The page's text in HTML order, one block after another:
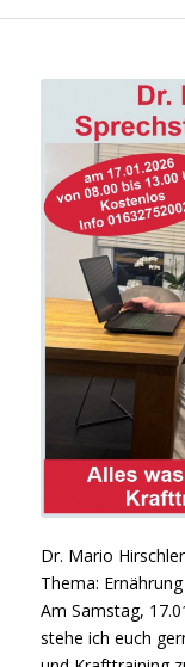
Dr. Mario
Thema:
Am Samstag,
stehe ich euch